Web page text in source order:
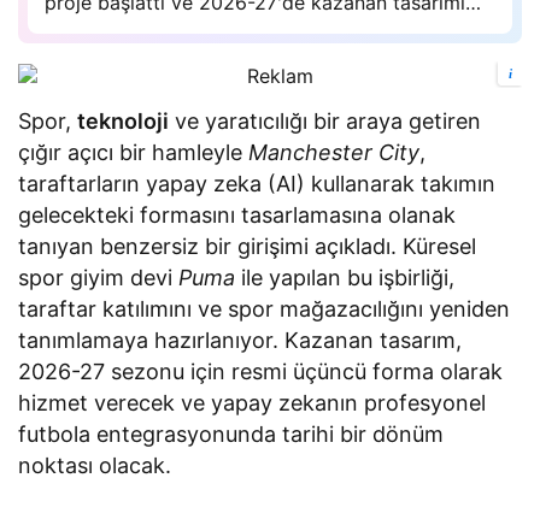
i
Spor,teknoloji ve yaratıcılığı bir araya getiren
çığır açıcı bir hamleyle Manchester City,
taraftarların yapay zeka (AI) kullanarak takımın
gelecekteki formasını tasarlamasına olanak
tanıyan benzersiz bir girişimi açıkladı. Küresel
spor giyim devi Puma ile yapılan bu işbirliği,
taraftar katılımını ve spor mağazacılığını yeniden
tanımlamaya hazırlanıyor. Kazanan tasarım,
2026-27 sezonu için resmi üçüncü forma olarak
hizmet verecek ve yapay zekanın profesyonel
futbola entegrasyonunda tarihi bir dönüm
noktası olacak.